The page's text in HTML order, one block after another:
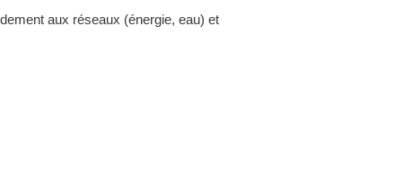
aux réseaux (énergie, eau) et